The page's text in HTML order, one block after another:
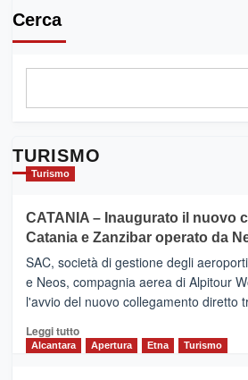
Cerca
TURISMO
Turismo
CATANIA – Inaugurato il nuovo
Catania e Zanzibar operato da
SAC, società di gestione degli
e Neos, compagnia aerea di Alpitour
l'avvio del nuovo collegamento diretto
Leggi tuttoLeggi
Alcantara Apertura Etna Turismo